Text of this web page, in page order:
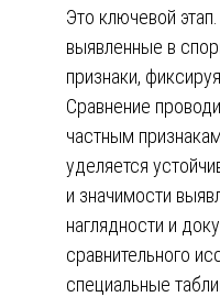
Это ключевой
выявленные в
признаки,
Сравнение
частным
уделяется
и значимости
наглядности и
сравнительного
специальные